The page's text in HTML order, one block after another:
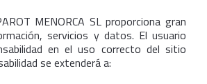
MENORCA SL proporciona gran
servicios y datos. El usuario
en el uso correcto del sitio
se extenderá a: